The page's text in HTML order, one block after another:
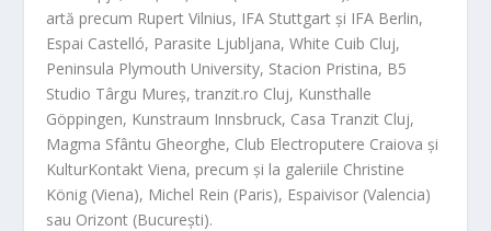
artă precum Rupert Vilnius, IFA Stuttgart și IFA Berlin,
Espai Castelló, Parasite Ljubljana, White Cuib Cluj,
Peninsula Plymouth University, Stacion Pristina, B5
Studio Târgu Mureș, tranzit.ro Cluj, Kunsthalle
Göppingen, Kunstraum Innsbruck, Casa Tranzit Cluj,
Magma Sfântu Gheorghe, Club Electroputere Craiova și
KulturKontakt Viena, precum și la galeriile Christine
König (Viena), Michel Rein (Paris), Espaivisor (Valencia)
sau Orizont (București).